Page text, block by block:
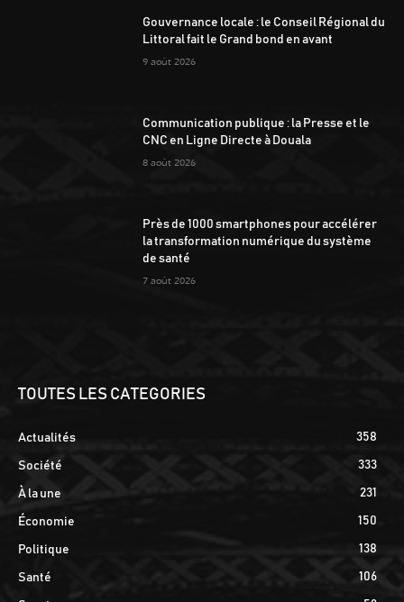
Gouvernance locale : le Conseil Régional du
Littoral fait le Grand bond en avant
9 août 2026
Communication publique : la Presse et le
CNC en Ligne Directe à Douala
8 août 2026
Près de 1000 smartphones pour accélérer
la transformation numérique du système
de santé
7 août 2026
TOUTES LES CATEGORIES
Actualités 358
Société 333
À la une 231
Économie 150
Politique 138
Santé 106